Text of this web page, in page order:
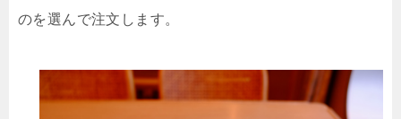
のを選んで注文します。